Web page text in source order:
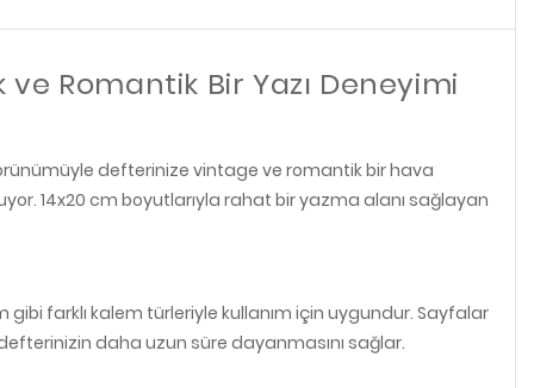
Romantik Bir Yazı Deneyimi
defterinize vintage ve romantik bir hava
14x20 cm boyutlarıyla rahat bir yazma alanı sağlayan
gibi farklı kalem türleriyle kullanım için uygundur. Sayfalar
defterinizin daha uzun süre dayanmasını sağlar.